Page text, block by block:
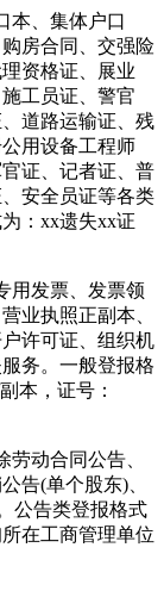
本、集体户口
房合同、交强险
资格证、展业
工员证、警官
道路运输证、残
用设备工程师
证、记者证、普
安全员证等各类
：xx遗失xx证
用发票、发票领
业执照正副本、
许可证、组织机
务。一般登报格
本，证号：
动合同公告、
告(单个股东)、
公告类登报格式
在工商管理单位